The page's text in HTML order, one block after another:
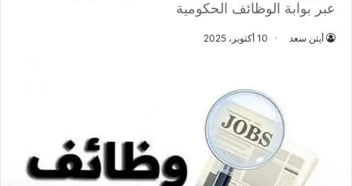
عبر بوابة الوظائف الحكومية
أيتن سعد 10 أكتوبر، 2025